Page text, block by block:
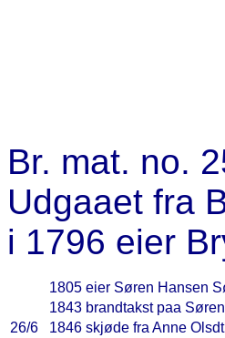
Br. mat. no.
Udgaaet fra
i 1796 eier
1805 eier Søren Hansen
1843 brandtakst paa
26/6
1846 skjøde fra Anne